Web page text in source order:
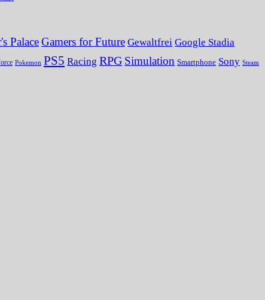
PalaceGamers for Future Gewaltfrei Google Stadia
Pokemon PS5 Racing RPG Simulation Smartphone Sony Steam